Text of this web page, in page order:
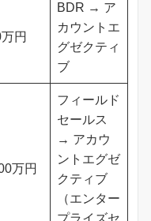
円
BDR → ア
カウントエ
グゼクティ
ブ
万円
フィールド
セールス
→ アカウ
ントエグゼ
クティブ
（エンター